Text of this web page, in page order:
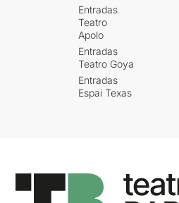
Entradas
Teatro
Apolo
Entradas
Teatro Goya
Entradas
Espai Texas